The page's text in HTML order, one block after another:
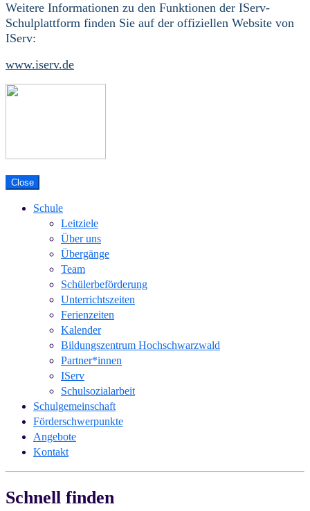
Weitere Informationen zu den Funktionen der IServ-
Schulplattform finden Sie auf der offiziellen Website von
IServ:
www.iserv.de
Close
Schule
Leitziele
Über uns
Übergänge
Team
Schülerbeförderung
Unterrichtszeiten
Ferienzeiten
Kalender
Bildungszentrum Hochschwarzwald
Partner*innen
IServ
Schulsozialarbeit
Schulgemeinschaft
Förderschwerpunkte
Angebote
Kontakt
Schnell finden